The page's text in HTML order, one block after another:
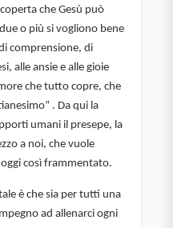
che Gesù può
o più si vogliono bene
comprensione, di
alle ansie e alle gioie
che tutto copre, che
. Da qui la
umani il presepe, la
a noi, che vuole
così frammentato.
è che sia per tutti una
ad allenarci ogni